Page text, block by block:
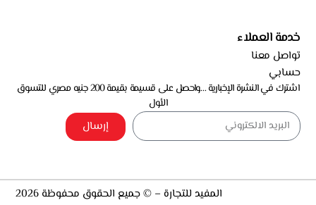
خدمة العملاء
تواصل معنا
حسابي
اشترك في النشرة الإخبارية …واحصل على قسيمة بقيمة 200 جنيه مصري للتسوق
الأول
إرسال
المفيد للتجارة – © جميع الحقوق محفوظة 2026